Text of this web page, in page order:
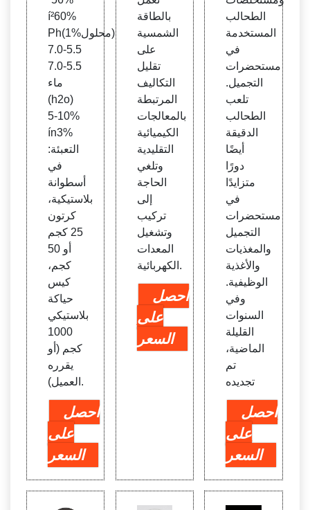
í²60%
Ph(1%محلول)
5.5-7.0
5.5-7.0
ماء
(h2o)
5-10%
ín3%
التعبئة:
في
أسطوانة
بلاستيكية،
كرتون
25 كجم
أو 50
كجم،
كيس
حياكة
بلاستيكي
1000
كجم (أو
يقرره
العميل).
احصل
على
السعر
بالطاقة
الشمسية
على
تقليل
التكاليف
المرتبطة
بالمعالجات
الكيميائية
التقليدية
وتلغي
الحاجة
إلى
تركيب
وتشغيل
المعدات
الكهربائية.
احصل
على
السعر
الطحالب
المستخدمة
في
مستحضرات
التجميل.
تلعب
الطحالب
الدقيقة
أيضًا
دورًا
متزايدًا
في
مستحضرات
التجميل
والمغذيات
والأغذية
الوظيفية.
وفي
السنوات
القليلة
الماضية،
تم
تجديده
احصل
على
السعر